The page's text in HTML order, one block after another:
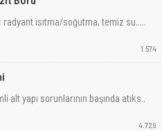
ısıtma/soğutma, temiz su.....
1.574
yapı sorunlarının başında atıks..
4.729